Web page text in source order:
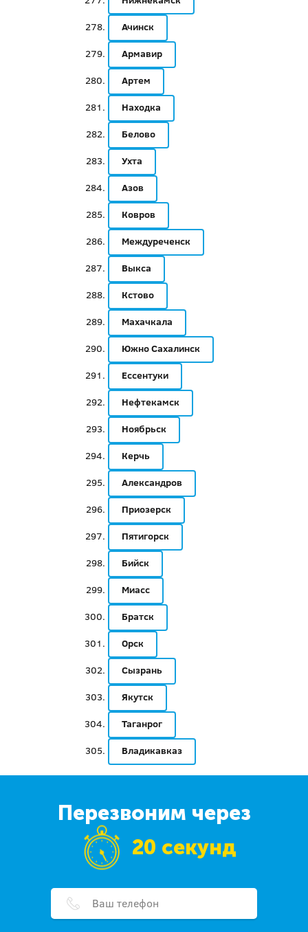
Ачинск
Армавир
Артем
Находка
Белово
Ухта
Азов
Ковров
Междуреченск
Выкса
Кстово
Махачкала
Южно Сахалинск
Ессентуки
Нефтекамск
Ноябрьск
Керчь
Александров
Приозерск
Пятигорск
Бийск
Миасс
Братск
Орск
Сызрань
Якутск
Таганрог
Владикавказ
Перезвоним через
20 секунд